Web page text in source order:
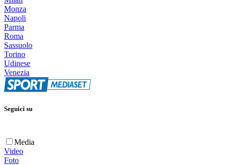
Monza
Napoli
Parma
Roma
Sassuolo
Torino
Udinese
Venezia
Seguici su
Media
Video
Foto